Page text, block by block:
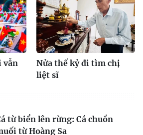
vẫn
Nửa thế kỷ đi tìm chị
liệt sĩ
từ biển lên rừng: Cá chuồn
từ Hoàng Sa